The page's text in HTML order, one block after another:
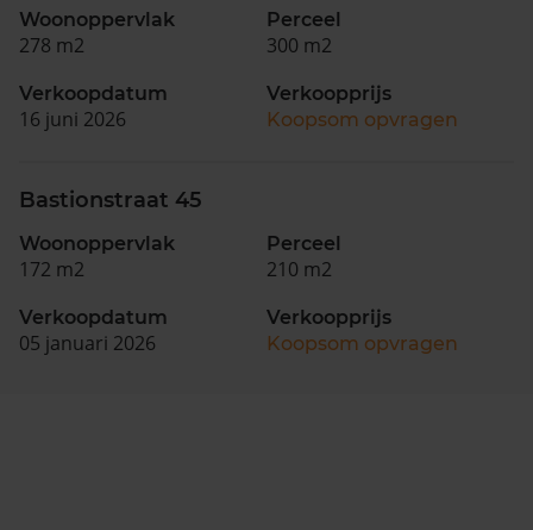
Woonoppervlak
278 m2
Perceel
300 m2
Verkoopdatum
16 juni 2026
Verkoopprijs
Koopsom opvragen
Bastionstraat 45
Woonoppervlak
172 m2
Perceel
210 m2
Verkoopdatum
05 januari 2026
Verkoopprijs
Koopsom opvragen